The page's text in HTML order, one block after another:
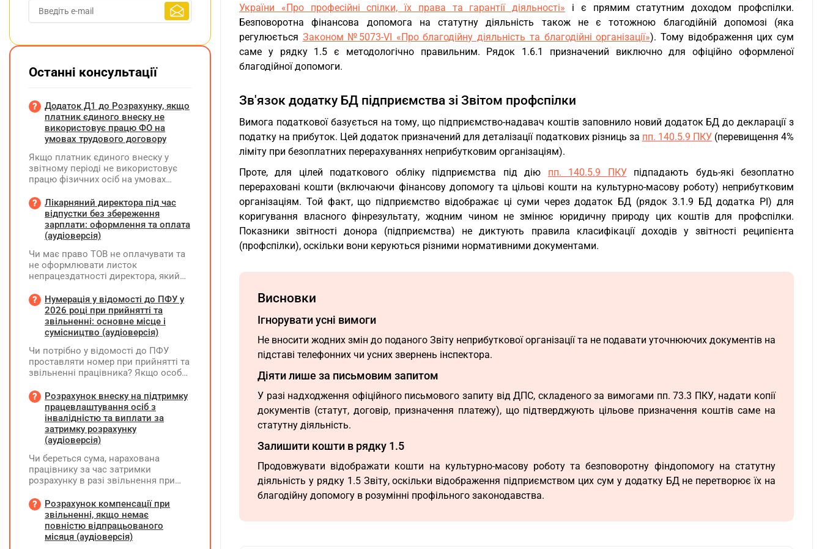
України «Про професійні спілки, їх права та гарантії діяльності» і є прямим статутним доходом профспілки.
Безповоротна фінансова допомога на статутну діяльність також не є тотожною благодійній допомозі (яка
регулюється Законом №5073-VI «Про благодійну діяльність та благодійні організації»). Тому відображення цих сум
саме у рядку 1.5 є методологічно правильним. Рядок 1.6.1 призначений виключно для офіційно оформленої
благодійної допомоги.
Зв'язок додатку БД підприємства зі Звітом профспілки
Вимога податкової базується на тому, що підприємство-надавач коштів заповнило новий додаток БД до декларації з
податку на прибуток. Цей додаток призначений для деталізації податкових різниць за пп. 140.5.9 ПКУ(перевищення 4%
ліміту при безоплатних перерахуваннях неприбутковим організаціям).
Проте, для цілей податкового обліку підприємства під дію пп. 140.5.9 ПКУпідпадають будь-які безоплатно
перераховані кошти (включаючи фінансову допомогу та цільові кошти на культурно-масову роботу) неприбутковим
організаціям. Той факт, що підприємство відображає ці суми через додаток БД (рядок 3.1.9 БД додатка РІ) для
коригування власного фінрезультату, жодним чином не змінює юридичну природу цих коштів для профспілки.
Показники звітності донора (підприємства) не диктують правила класифікації доходів у звітності реципієнта
(профспілки), оскільки вони керуються різними нормативними документами.
Висновки
Ігнорувати усні вимоги
Не вносити жодних змін до поданого Звіту неприбуткової організації та не подавати уточнюючих документів на
підставі телефонних чи усних звернень інспектора.
Діяти лише за письмовим запитом
У разі надходження офіційного письмового запиту від ДПС, складеного за вимогами пп. 73.3 ПКУ, надати копії
документів (статут, договір, призначення платежу), що підтверджують цільове призначення коштів саме на
статутну діяльність.
Залишити кошти в рядку 1.5
Продовжувати відображати кошти на культурно-масову роботу та безповоротну фіндопомогу на статутну
діяльність у рядку 1.5 Звіту, оскільки відображення підприємством цих сум у додатку БД не перетворює їх на
благодійну допомогу в розумінні профільного законодавства.
Останні консультації
Додаток Д1 до Розрахунку, якщо
платник єдиного внеску не
використовує працю ФО на
умовах трудового договору
Якщо платник єдиного внеску у
звітному періоді не використовує
працю фізичних осіб на умовах
на інших умовах, передбачених
законодавством, Додаток Д1/
Додаток ФІЗ-Д1 за відповідний
період не подається
Лікарняний директора під час
відпустки без збереження
зарплати: оформлення та оплата
(аудіоверсія)
Чи має право ТОВ не оплачувати та
не оформлювати листок
непрацездатності директора, який
збереження заробітної плати під час
призупинення діяльності
підприємства?
Нумерація у відомості до ПФУ у
2026 році при прийнятті та
звільненні: основне місце і
сумісництво (аудіоверсія)
Чи потрібно у відомості до ПФУ
проставляти номер при прийнятті та
звільненні працівника? Якщо особа
місцем роботи та за сумісництвом,
чи рахується це як два роботодавці?
Розрахунок внеску на підтримку
працевлаштування осіб з
інвалідністю та виплати за
затримку розрахунку
(аудіоверсія)
Чи береться сума, нарахована
працівнику за час затримки
розрахунку в разі звільнення при
заробітної плати (винагороди), для
розрахунку внеску на підтримку
працевлаштування осіб з
інвалідністю?
Розрахунок компенсації при
звільненні, якщо немає
повністю відпрацьованого
місяця (аудіоверсія)